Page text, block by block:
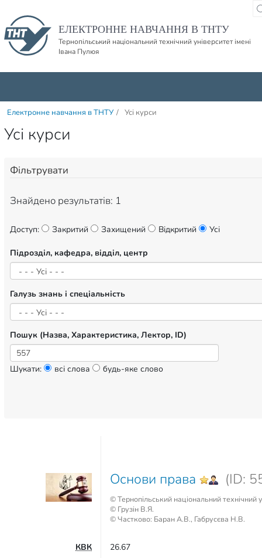
ЕЛЕКТРОННЕ НАВЧАННЯ В ТНТУ
Тернопільський національний технічний університет імені
Івана Пулюя
Електронне навчання в ТНТУ / Усі курси
Усі курси
Фільтрувати
Знайдено результатів: 1
Доступ: Закритий Захищений Відкритий Усі
Підрозділ, кафедра, відділ, центр
Галузь знань і спеціальність
Пошук (Назва, Характеристика, Лектор, ID)
Шукати: всі слова будь-яке слово
Основи права (ID:
© Тернопільський національний
© Грузін В.Я.
© Частково: Баран А.В., Габрусєва Н.В.
КВК
26.67